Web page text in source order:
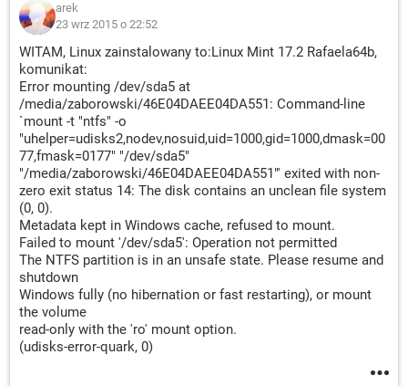
arek
23 wrz 2015 o 22:52
WITAM, Linux zainstalowany to:Linux Mint 17.2 Rafaela64b,
komunikat:
Error mounting /dev/sda5 at
/media/zaborowski/46E04DAEE04DA551: Command-line
`mount -t "ntfs" -o
"uhelper=udisks2,nodev,nosuid,uid=1000,gid=1000,dmask=00
77,fmask=0177" "/dev/sda5"
"/media/zaborowski/46E04DAEE04DA551"' exited with non-
zero exit status 14: The disk contains an unclean file system
(0, 0).
Metadata kept in Windows cache, refused to mount.
Failed to mount '/dev/sda5': Operation not permitted
The NTFS partition is in an unsafe state. Please resume and
shutdown
Windows fully (no hibernation or fast restarting), or mount
the volume
read-only with the 'ro' mount option.
(udisks-error-quark, 0)